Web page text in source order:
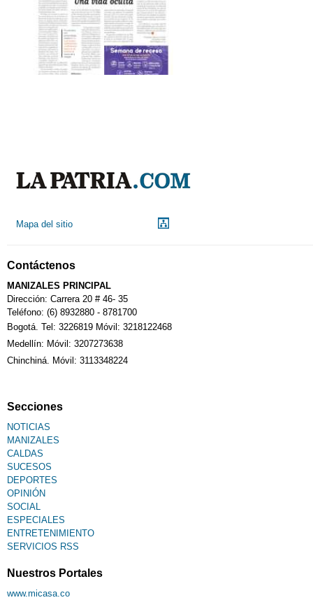
Mapa del sitio
Contáctenos
MANIZALES PRINCIPAL
Dirección: Carrera 20 # 46- 35
Teléfono: (6) 8932880 - 8781700
Bogotá. Tel: 3226819 Móvil: 3218122468
Medellín: Móvil: 3207273638
Chinchiná. Móvil: 3113348224
Secciones
NOTICIAS
MANIZALES
CALDAS
SUCESOS
DEPORTES
OPINIÓN
SOCIAL
ESPECIALES
ENTRETENIMIENTO
SERVICIOS RSS
Nuestros Portales
www.micasa.co